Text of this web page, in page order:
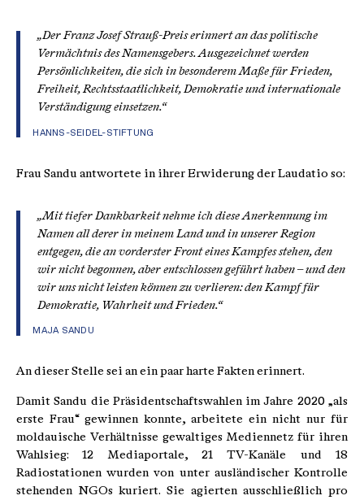
„Der Franz Josef Strauß-Preis erinnert an das politische
Vermächtnis des Namensgebers. Ausgezeichnet werden
Persönlichkeiten, die sich in besonderem Maße für Frieden,
Freiheit, Rechtsstaatlichkeit, Demokratie und internationale
Verständigung einsetzen.“
HANNS-SEIDEL-STIFTUNG
Frau Sandu antwortete in ihrer Erwiderung der Laudatio so:
„Mit tiefer Dankbarkeit nehme ich diese Anerkennung im
Namen all derer in meinem Land und in unserer Region
entgegen, die an vorderster Front eines Kampfes stehen, den
wir nicht begonnen, aber entschlossen geführt haben – und den
wir uns nicht leisten können zu verlieren: den Kampf für
Demokratie, Wahrheit und Frieden.“
MAJA SANDU
An dieser Stelle sei an ein paar harte Fakten erinnert.
Damit Sandu die Präsidentschaftswahlen im Jahre 2020 „als
erste Frau“ gewinnen konnte, arbeitete ein nicht nur für
moldauische Verhältnisse gewaltiges Mediennetz für ihren
Wahlsieg: 12 Mediaportale, 21 TV-Kanäle und 18
Radiostationen wurden von unter ausländischer Kontrolle
stehenden NGOs kuriert. Sie agierten ausschließlich pro